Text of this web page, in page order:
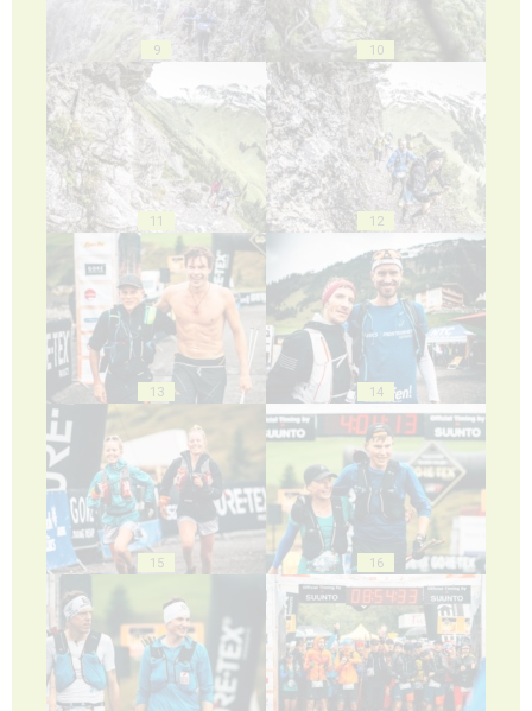
9 10
11 12
13 14
15 16